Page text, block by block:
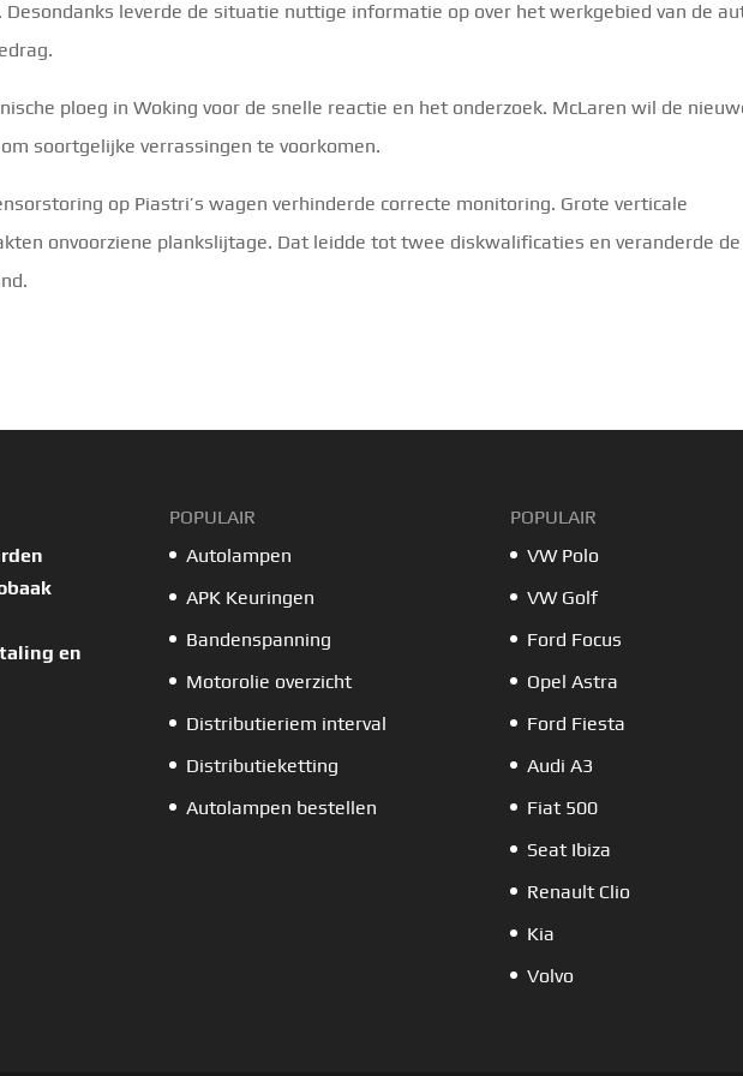
leverde de situatie nuttige informatie op over het werkgebied van de
ploeg in Woking voor de snelle reactie en het onderzoek. McLaren wil de
soortgelijke verrassingen te voorkomen.
op Piastri’s wagen verhinderde correcte monitoring. Grote verticale
onvoorziene plankslijtage. Dat leidde tot twee diskwalificaties en veranderde de
en
POPULAIR
Autolampen
APK Keuringen
Bandenspanning
Motorolie overzicht
Distributieriem interval
Distributieketting
Autolampen bestellen
POPULAIR
VW Polo
VW Golf
Ford Focus
Opel Astra
Ford Fiesta
Audi A3
Fiat 500
Seat Ibiza
Renault Clio
Kia
Volvo